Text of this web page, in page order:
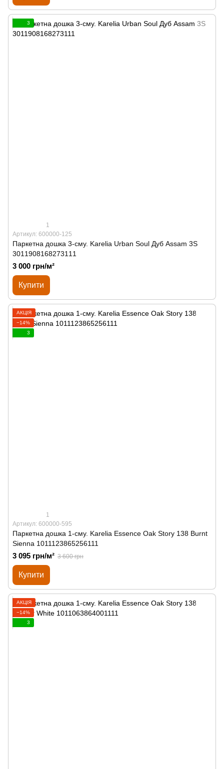
3
1
Артикул: 600000-125
Паркетна дошка 3-сму. Karelia Urban Soul Дуб Assam 3S
3011908168273111
3 000 грн/м²
Купити
АКЦІЯ
−14%
3
1
Артикул: 600000-595
Паркетна дошка 1-сму. Karelia Essence Oak Story 138 Burnt
Sienna 1011123865256111
3 095 грн/м² 3 600 грн
Купити
АКЦІЯ
−14%
3